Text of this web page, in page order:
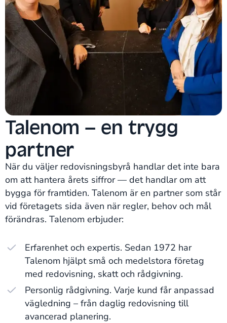
Talenom – en trygg
partner
När du väljer redovisningsbyrå handlar det inte bara
om att hantera årets siffror — det handlar om att
bygga för framtiden. Talenom är en partner som står
vid företagets sida även när regler, behov och mål
förändras. Talenom erbjuder:
Erfarenhet och expertis. Sedan 1972 har
Talenom hjälpt små och medelstora företag
med redovisning, skatt och rådgivning.
Personlig rådgivning. Varje kund får anpassad
vägledning – från daglig redovisning till
avancerad planering.